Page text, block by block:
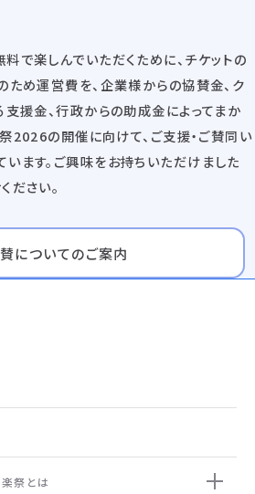
で楽しんでいただくために、チケットの
ため運営費を、企業様からの協賛金、ク
支援金、行政からの助成金によってまか
2026の開催に向けて、ご支援・ご賛同い
ます。ご興味をお持ちいただけました
ださい。
についてのご案内
祭とは